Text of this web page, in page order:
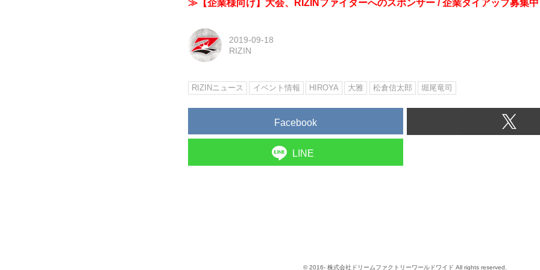
≫【企業様向け】大会、RIZINファイターへのスポンサー / 企業タイアップ募集
2019-09-18
RIZIN
RIZINニュース イベント情報 HIROYA 大雅 松倉信太郎 堀尾竜司
Facebook
LINE
© 2016- 株式会社ドリームファクトリーワールドワイド All rights reserved.